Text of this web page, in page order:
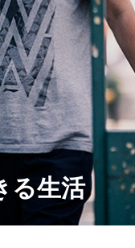
る生活